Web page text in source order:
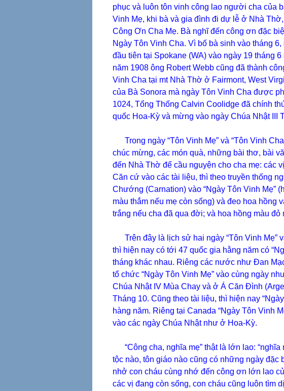
phục và luôn tôn vinh công lao người cha của
Vinh Mẹ, khi bà và gia đình đi dự lễ ở Nhà
Công Ơn Cha Mẹ. Bà nghĩ đến công ơn đặc
Ngày Tôn Vinh Cha. Vì bố bà sinh vào tháng
đầu tiên tại Spokane (WA) vào ngày 19 tháng
năm 1908 ông Robert Webb cũng đã thành
Vinh Cha tại mt Nhà Thờ ở Fairmont, West
của Bà Sonora mà ngày Tôn Vinh Cha được
1024, Tổng Thống Calvin Coolidge đã chính
quốc Hoa-Kỳ và mừng vào ngày Chúa Nhật III
Trong ngày “Tôn Vinh Mẹ” và “Tôn Vinh
chúc mừng, các món quà, những bài thơ, bài
đến Nhà Thờ để cầu nguyện cho cha mẹ: các
Căn cứ vào các tài liệu, thì theo truyền thống
Chướng (Carnation) vào “Ngày Tôn Vinh Mẹ”
màu thắm nếu mẹ còn sống) và đeo hoa hồng
trắng nếu cha đã qua đời; và hoa hồng màu đỏ
Trên đây là lịch sử hai ngày “Tôn Vinh Mẹ”
thì hiện nay có tới 47 quốc gia hằng năm có
tháng khác nhau. Riêng các nước như Đan
tổ chức “Ngày Tôn Vinh Mẹ” vào cùng ngày
Chúa Nhật IV Mùa Chay và ở Á Căn Đình
Tháng 10. Cũng theo tài liệu, thì hiện nay
hàng năm. Riêng tại Canada “Ngày Tôn Vinh
vào các ngày Chúa Nhật như ở Hoa-Kỳ.
“Công cha, nghĩa mẹ” thật là lớn lao: “nghĩa
tộc nào, tôn giáo nào cũng có những ngày đặc
nhở con cháu cùng nhớ đến công ơn lớn lao
các vị đang còn sống, con cháu cũng luôn tìm